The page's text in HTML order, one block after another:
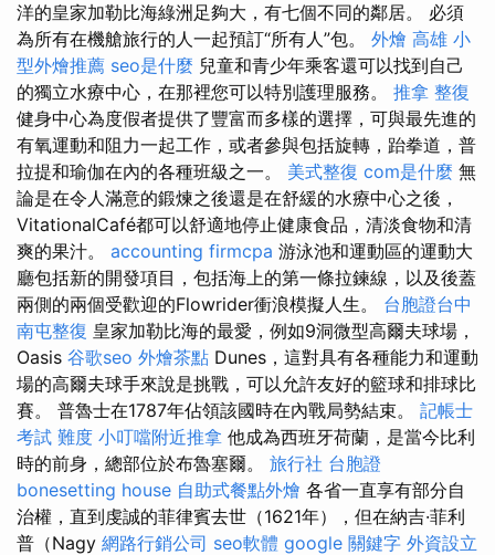
洋的皇家加勒比海綠洲足夠大，有七個不同的鄰居。 必須
為所有在機艙旅行的人一起預訂“所有人”包。 外燴 高雄 小
型外燴推薦 seo是什麼 兒童和青少年乘客還可以找到自己
的獨立水療中心，在那裡您可以特別護理服務。 推拿 整復
健身中心為度假者提供了豐富而多樣的選擇，可與最先進的
有氧運動和阻力一起工作，或者參與包括旋轉，跆拳道，普
拉提和瑜伽在內的各種班級之一。 美式整復 com是什麼 無
論是在令人滿意的鍛煉之後還是在舒緩的水療中心之後，
VitationalCafé都可以舒適地停止健康食品，清淡食物和清
爽的果汁。 accounting firmcpa 游泳池和運動區的運動大
廳包括新的開發項目，包括海上的第一條拉鍊線，以及後蓋
兩側的兩個受歡迎的Flowrider衝浪模擬人生。 台胞證台中
南屯整復 皇家加勒比海的最愛，例如9洞微型高爾夫球場，
Oasis 谷歌seo 外燴茶點 Dunes，這對具有各種能力和運動
場的高爾夫球手來說是挑戰，可以允許友好的籃球和排球比
賽。 普魯士在1787年佔領該國時在內戰局勢結束。 記帳士
考試 難度 小叮噹附近推拿 他成為西班牙荷蘭，是當今比利
時的前身，總部位於布魯塞爾。 旅行社 台胞證
bonesetting house 自助式餐點外燴 各省一直享有部分自
治權，直到虔誠的菲律賓去世（1621年），但在納吉·菲利
普（Nagy 網路行銷公司 seo軟體 google 關鍵字 外資設立